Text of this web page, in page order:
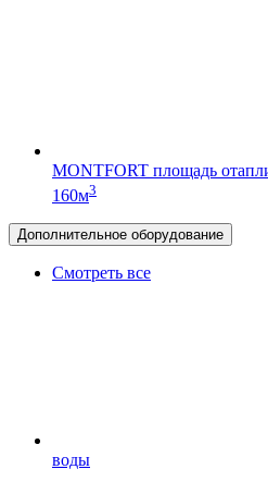
MONTFORT площадь
160м3
Дополнительное оборудование
Смотреть все
воды